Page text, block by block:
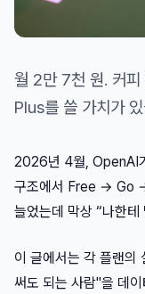
월 2만 7천 원. 커
Plus를 쓸 가치가
2026년 4월, OpenAI
구조에서 Free → Go
늘었는데 막상 “나한
이 글에서는 각 플랜의
써도 되는 사람"을 데